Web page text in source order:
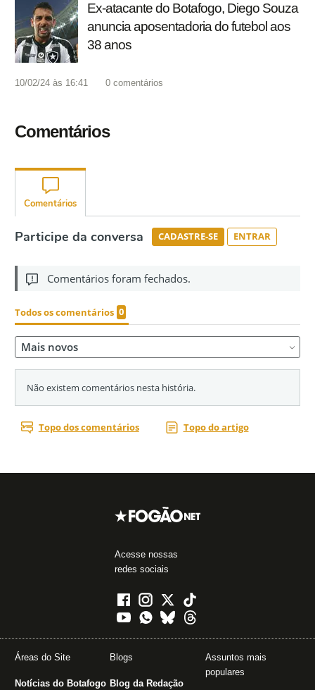
Ex-atacante do Botafogo, Diego Souza
anuncia aposentadoria do futebol aos
38 anos
10/02/24 às 16:41 0 comentários
Comentários
Acesse nossas
redes sociais
Áreas do Site
Notícias do Botafogo
Blogs
Blog da Redação
Assuntos mais
populares